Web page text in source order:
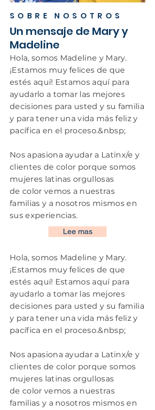
SOBRE NOSOTROS
Un mensaje de Mary y
Madeline
Hola, somos Madeline y Mary.
¡Estamos muy felices de que
estés aquí! Estamos aquí para
ayudarlo a tomar las mejores
decisiones para usted y su familia
y para tener una vida más feliz y
pacífica en el proceso.&nbsp;
Nos apasiona ayudar a Latinx/e y
clientes de color porque somos
mujeres latinas orgullosas
de color vemos a nuestras
familias y a nosotros mismos en
sus experiencias.
Lee mas
Hola, somos Madeline y Mary.
¡Estamos muy felices de que
estés aquí! Estamos aquí para
ayudarlo a tomar las mejores
decisiones para usted y su familia
y para tener una vida más feliz y
pacífica en el proceso.&nbsp;
Nos apasiona ayudar a Latinx/e y
clientes de color porque somos
mujeres latinas orgullosas
de color vemos a nuestras
familias y a nosotros mismos en